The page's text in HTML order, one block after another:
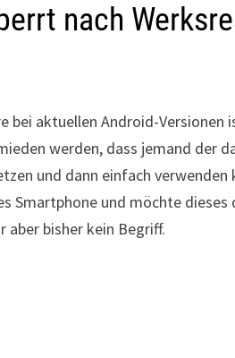
nach
bei aktuellen Android-Versionen
werden, dass jemand der
und dann einfach
Smartphone und möchte
bisher kein Begriff.